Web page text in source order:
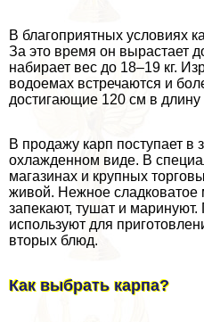
В благоприятных условиях
За это время он вырастает
набирает вес до 18–19 кг.
водоемах встречаются и
достигающие 120 см в
В продажу карп поступает
охлажденном виде. В
магазинах и крупных
живой. Нежное сладковатое
запекают, тушат и маринуют.
используют для
вторых блюд.
Как выбрать карпа?